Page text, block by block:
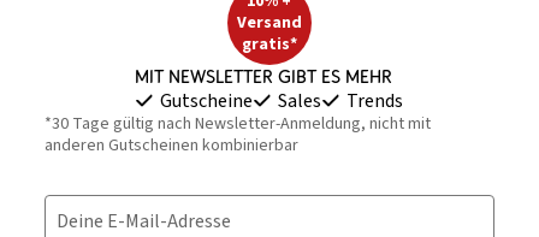
Versand
gratis*
Mit Newsletter gibt es mehr
Gutscheine Sales Trends
*30 Tage gültig nach Newsletter-Anmeldung, nicht mit
anderen Gutscheinen kombinierbar
Deine E-Mail-Adresse